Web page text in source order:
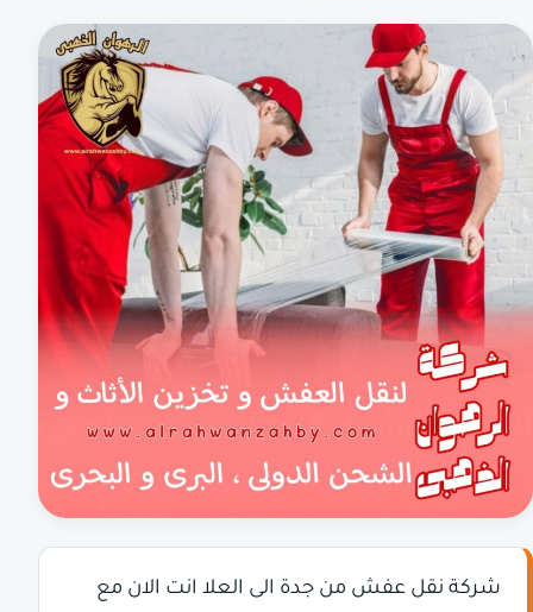
شركة نقل عفش من جدة الى العلا انت الان مع